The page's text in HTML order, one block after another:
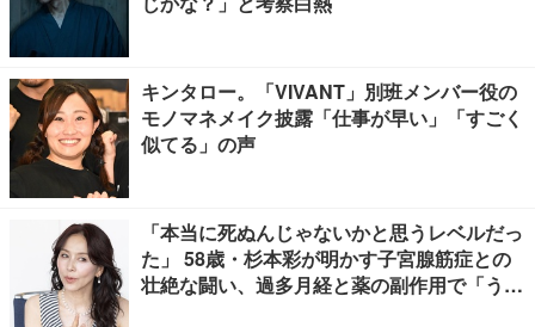
キンタロー。「VIVANT」別班メンバー役の
モノマネメイク披露「仕事が早い」「すごく
似てる」の声
「本当に死ぬんじゃないかと思うレベルだっ
た」 58歳・杉本彩が明かす子宮腺筋症との
壮絶な闘い、過多月経と薬の副作用で「うつ